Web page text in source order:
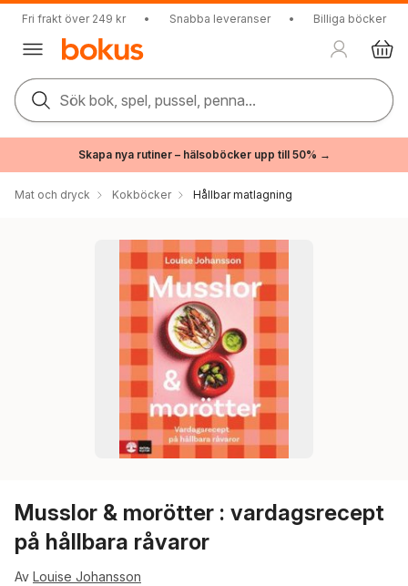
Fri frakt över 249 kr • Snabba leveranser • Billiga böcker
Sök bok, spel, pussel, penna...
Skapa nya rutiner – hälsoböcker upp till 50% →
Mat och dryck Kokböcker Hållbar matlagning
Musslor & morötter : vardagsrecept
på hållbara råvaror
Av Louise Johansson